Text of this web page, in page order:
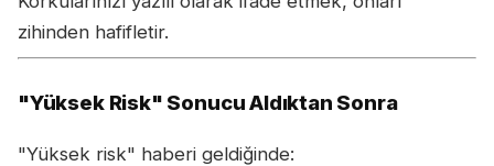
zihinden hafifletir.
"Yüksek Risk" Sonucu Aldıktan Sonra
"Yüksek risk" haberi geldiğinde: